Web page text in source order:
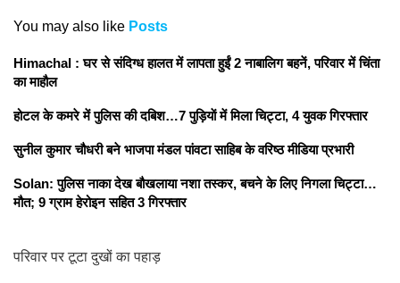
You may also like Posts
Himachal : घर से संदिग्ध हालत में लापता हुईं 2 नाबालिग बहनें, परिवार में चिंता
का माहौल
होटल के कमरे में पुलिस की दबिश…7 पुड़ियाें में मिला चिट्टा, 4 युवक गिरफ्तार
सुनील कुमार चौधरी बने भाजपा मंडल पांवटा साहिब के वरिष्ठ मीडिया प्रभारी
Solan: पुलिस नाका देख बौखलाया नशा तस्कर, बचने के लिए निगला चिट्टा…
मौत; 9 ग्राम हेरोइन सहित 3 गिरफ्तार
परिवार पर टूटा दुखों का पहाड़